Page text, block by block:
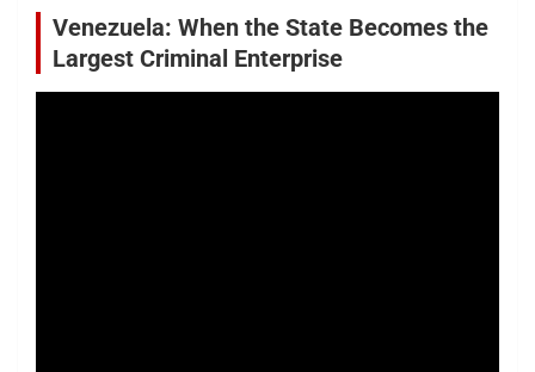
Venezuela: When the State Becomes the
Largest Criminal Enterprise